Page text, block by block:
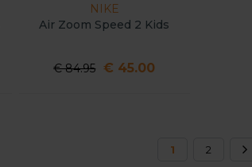
NIKE
Air Zoom Speed 2 Kids
€ 84.95 € 45.00
1 2